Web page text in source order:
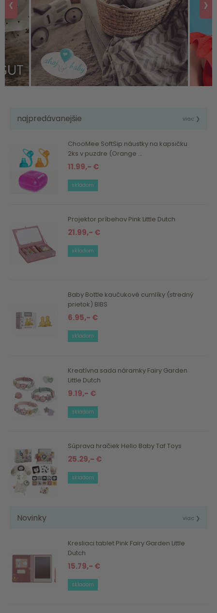
❮ ❯
najpredávanejšie viac ❯
ChooMee SoftSip náustky na kapsičku
2ks v puzdre (Orange ...
11.99,- €
skladom
Projektor príbehov Pink Little Dutch
21.99,- €
skladom
Baby Bottle kaučukové cumlíky (stredný
prietok) BIBS
6.95,- €
skladom
Kreatívna sada náramky Fairy Garden
Little Dutch
9.19,- €
skladom
Súprava hračiek Hello Baby Taf Toys
25.29,- €
skladom
Novinky viac ❯
Kresliaci tablet Pink Fairy Garden Little
Dutch
15.79,- €
skladom